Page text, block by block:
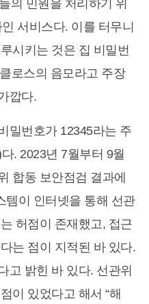
의 민원을 처리하기 위
서비스다. 이를 터무니
시키는 것은 집 비밀번
로스의 음모라고 주장
깝다.
밀번호가 12345라는 주
. 2023년 7월부터 9월
합동 보안점검 결과에
템이 인터넷을 통해 선관
허점이 존재했고, 접근
는 점이 지적된 바 있다.
고 밝힌 바 있다. 선관위
이 있었다고 해서 “해